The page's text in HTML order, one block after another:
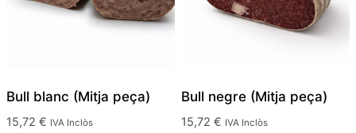
Bull blanc (Mitja peça)
15,72 € IVA Inclòs
Bull negre (Mitja peça)
15,72 € IVA Inclòs